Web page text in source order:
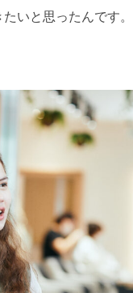
いと思ったんです。